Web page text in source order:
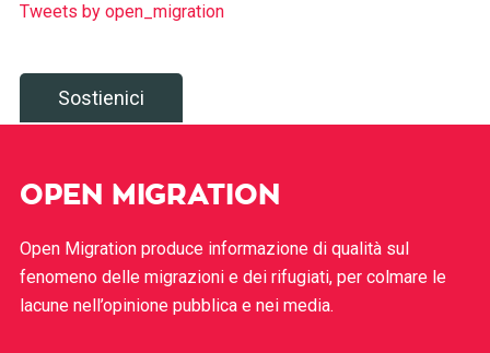
Tweets by open_migration
Sostienici
OPEN MIGRATION
Open Migration produce informazione di qualità sul
fenomeno delle migrazioni e dei rifugiati, per colmare le
lacune nell’opinione pubblica e nei media.